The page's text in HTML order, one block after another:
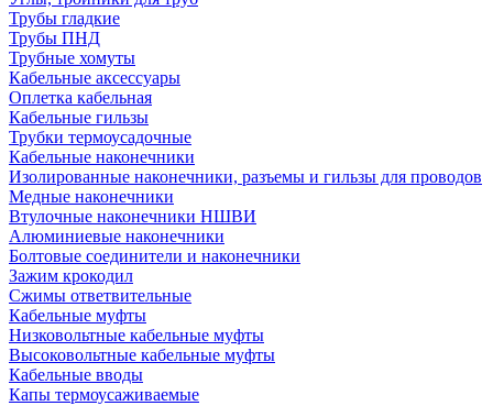
Трубы гладкие
Трубы ПНД
Трубные хомуты
Кабельные аксессуары
Оплетка кабельная
Кабельные гильзы
Трубки термоусадочные
Кабельные наконечники
Изолированные наконечники, разъемы и гильзы для проводов
Медные наконечники
Втулочные наконечники НШВИ
Алюминиевые наконечники
Болтовые соединители и наконечники
Зажим крокодил
Сжимы ответвительные
Кабельные муфты
Низковольтные кабельные муфты
Высоковольтные кабельные муфты
Кабельные вводы
Капы термоусаживаемые